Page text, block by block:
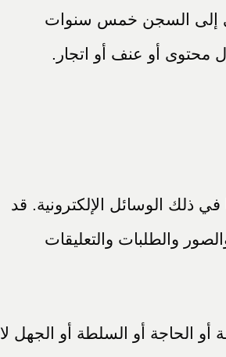
إلى السجن خمس سنوات
محتوى أو عنف أو اتجار.
الوسائل الإلكترونية. قد
والطلبات والتعليقات
الحاجة أو السلطة أو الجهل لا